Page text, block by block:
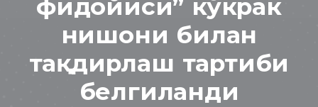
фидойиси” кўкрак
нишони билан
тақдирлаш тартиби
белгиланди